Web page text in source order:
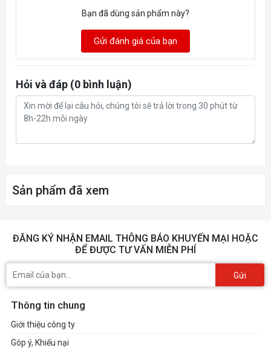
Bạn đã dùng sản phẩm này?
Gửi đánh giá của bạn
Hỏi và đáp (0 bình luận)
Sản phẩm đã xem
ĐĂNG KÝ NHẬN EMAIL THÔNG BÁO KHUYẾN MẠI HOẶC
ĐỂ ĐƯỢC TƯ VẤN MIỄN PHÍ
Gửi
Thông tin chung
Giới thiệu công ty
Góp ý, Khiếu nại